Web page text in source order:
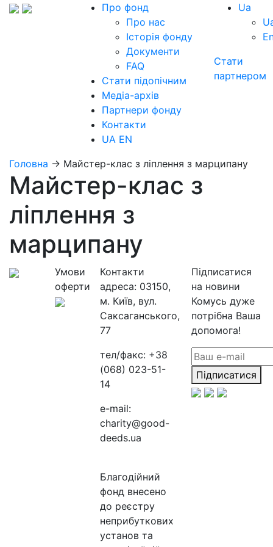
Про фонд
Про нас
Історія фонду
Документи
FAQ
Стати підопічним
Медіа-архів
Партнери фонду
Контакти
UA EN
Ua
Стати
партнером
Головна → Майстер-клас з ліплення з марципану
Майстер-клас з
ліплення з
марципану
Умови
оферти
Контакти
адреса: 03150,
м. Київ, вул.
Саксаганського,
77
тел/факс: +38
(068) 023-51-
14
e-mail:
charity@good-
deeds.ua
Благодійний
фонд внесено
до реєстру
неприбуткових
установ та
Підписатися
на новини
Комусь дуже
потрібна Ваша
допомога!
Підписатися